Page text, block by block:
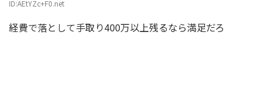
ID:AEtYZc+F0.net
経費で落として手取り400万以上残るなら満足だろ